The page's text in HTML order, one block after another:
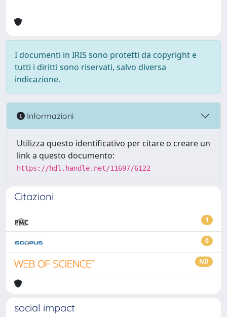
I documenti in IRIS sono protetti da copyright e
tutti i diritti sono riservati, salvo diversa
indicazione.
Informazioni
Utilizza questo identificativo per citare o creare un
link a questo documento:
https://hdl.handle.net/11697/6122
Citazioni
1
0
ND
social impact